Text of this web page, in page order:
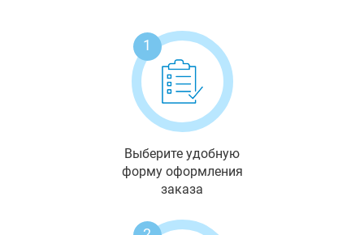
1
Выберите удобную
форму оформления
заказа